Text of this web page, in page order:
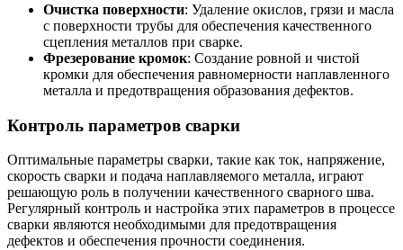
Очистка поверхности: Удаление окислов, грязи и масла
с поверхности трубы для обеспечения качественного
сцепления металлов при сварке.
Фрезерование кромок: Создание ровной и чистой
кромки для обеспечения равномерности наплавленного
металла и предотвращения образования дефектов.
Контроль параметров сварки
Оптимальные параметры сварки, такие как ток, напряжение,
скорость сварки и подача наплавляемого металла, играют
решающую роль в получении качественного сварного шва.
Регулярный контроль и настройка этих параметров в процессе
сварки являются необходимыми для предотвращения
дефектов и обеспечения прочности соединения.